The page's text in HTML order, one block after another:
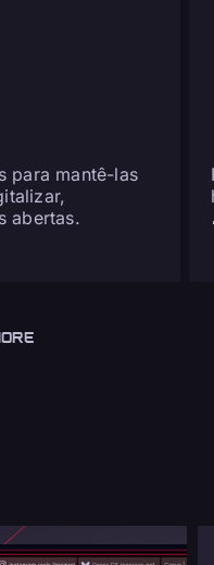
para mantê-las
abertas.